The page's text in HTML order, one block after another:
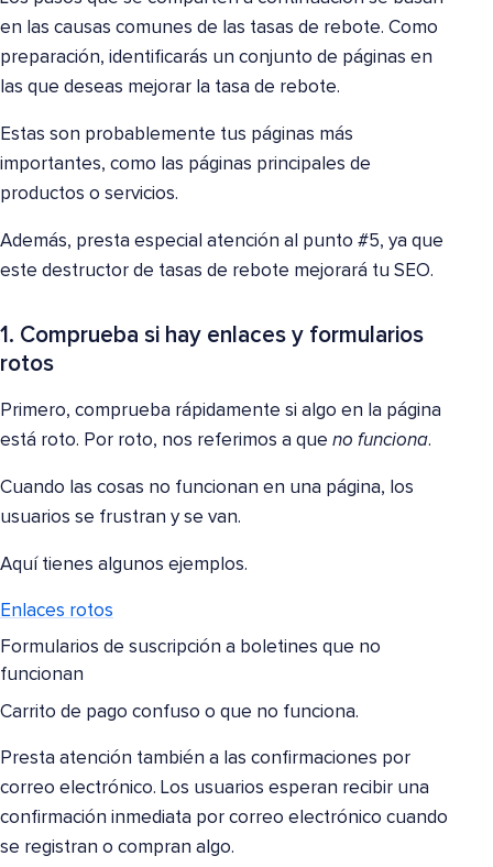
en las causas comunes de las tasas de rebote. Como
preparación, identificarás un conjunto de páginas en
las que deseas mejorar la tasa de rebote.
Estas son probablemente tus páginas más
importantes, como las páginas principales de
productos o servicios.
Además, presta especial atención al punto #5, ya que
este destructor de tasas de rebote mejorará tu SEO.
1. Comprueba si hay enlaces y formularios
rotos
Primero, comprueba rápidamente si algo en la página
está roto. Por roto, nos referimos a que no funciona.
Cuando las cosas no funcionan en una página, los
usuarios se frustran y se van.
Aquí tienes algunos ejemplos.
Enlaces rotos
Formularios de suscripción a boletines que no
funcionan
Carrito de pago confuso o que no funciona.
Presta atención también a las confirmaciones por
correo electrónico. Los usuarios esperan recibir una
confirmación inmediata por correo electrónico cuando
se registran o compran algo.